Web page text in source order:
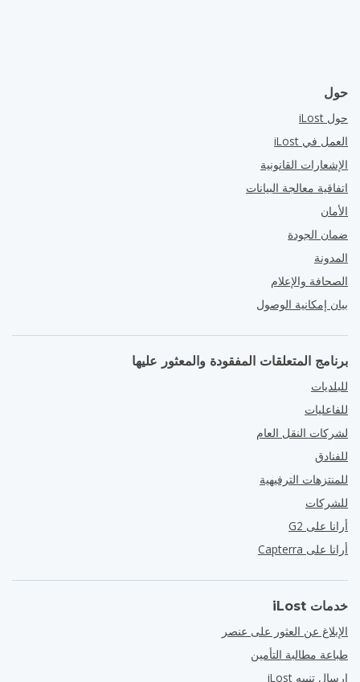
حول
حول iLost
العمل في iLost
الإشعارات القانونية
اتفاقية معالجة البيانات
الأمان
ضمان الجودة
المدونة
الصحافة والإعلام
بيان إمكانية الوصول
برنامج المتعلقات المفقودة والمعثور عليها
للبلديات
للفاعليات
لشركات النقل العام
للفنادق
للمنتزهات الترفيهية
للشركات
أرانا على G2
أرانا على Capterra
خدمات iLost
الإبلاغ عن العثور على عنصر
طباعة مطالبة التأمين
إرسال تنبيه iLost